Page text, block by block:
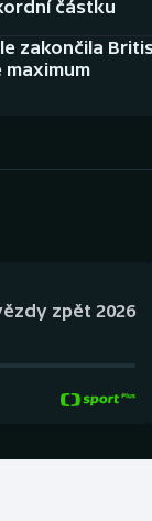
částku
zakončila
maximum
zpět 2026